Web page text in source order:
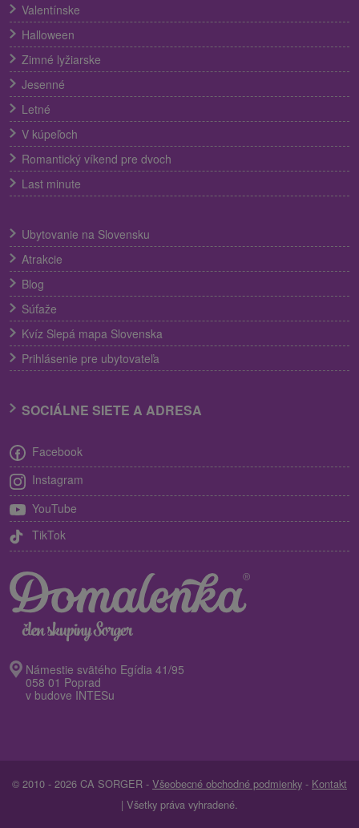
Valentínske
Halloween
Zimné lyžiarske
Jesenné
Letné
V kúpeľoch
Romantický víkend pre dvoch
Last minute
Ubytovanie na Slovensku
Atrakcie
Blog
Súťaže
Kvíz Slepá mapa Slovenska
Prihlásenie pre ubytovateľa
SOCIÁLNE SIETE A ADRESA
Facebook
Instagram
YouTube
TikTok
Námestie svätého Egídia 41/95
058 01 Poprad
v budove INTESu
© 2010 - 2026 CA SORGER - Všeobecné obchodné podmienky - Kontakt
| Všetky práva vyhradené.